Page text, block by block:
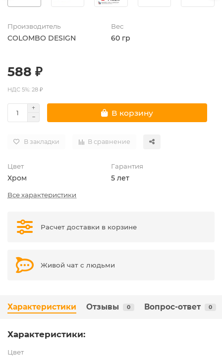
Производитель
COLOMBO DESIGN
Вес
60 гр
588 ₽
НДС 5%: 28 ₽
В корзину
В закладки В сравнение
Цвет
Хром
Гарантия
5 лет
Все характеристики
Расчет доставки в корзине
Живой чат с людьми
Характеристики Отзывы 0 Вопрос-ответ 0
Характеристики:
Цвет